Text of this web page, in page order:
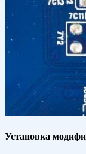
Установка